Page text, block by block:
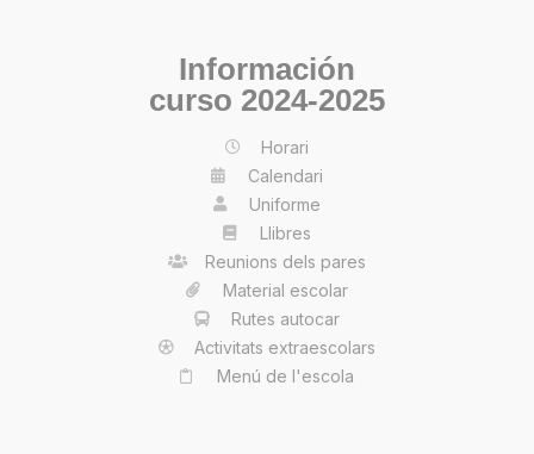
Información
curso 2024-2025
Horari
Calendari
Uniforme
Llibres
Reunions dels pares
Material escolar
Rutes autocar
Activitats extraescolars
Menú de l'escola